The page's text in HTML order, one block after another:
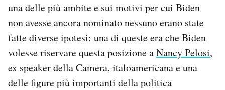
una delle più ambite e sui motivi per cui Biden
non avesse ancora nominato nessuno erano state
fatte diverse ipotesi: una di queste era che Biden
volesse riservare questa posizione aNancy Pelosi,
ex speaker della Camera, italoamericana e una
delle figure più importanti della politica